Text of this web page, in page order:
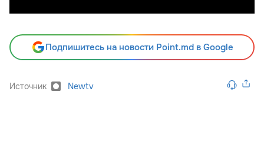
Подпишитесь на новости Point.md в Google
Источник Newtv